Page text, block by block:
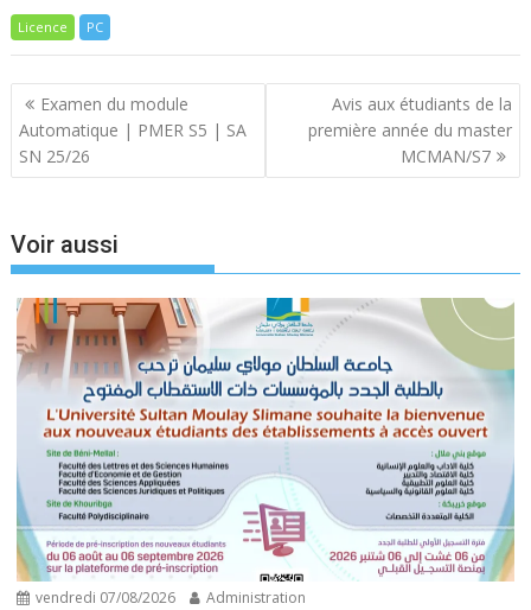
Licence PC
Navigation
de
l’article
Examen du module
Automatique | PMER S5 | SA
SN 25/26
Avis aux étudiants de la
première année du master
MCMAN/S7
Voir aussi
vendredi 07/08/2026 Administration